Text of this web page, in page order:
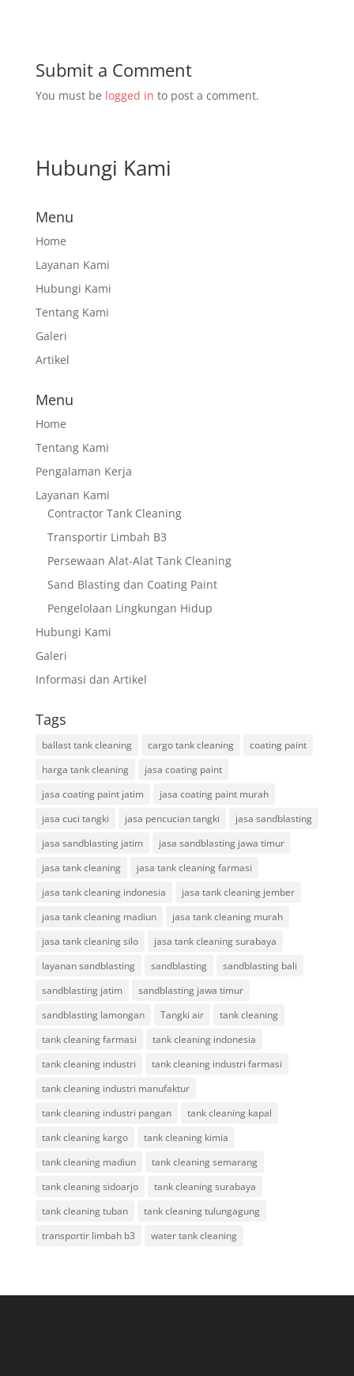
Submit a Comment
You must be logged in to post a comment.
Hubungi Kami
Menu
Home
Layanan Kami
Hubungi Kami
Tentang Kami
Galeri
Artikel
Menu
Home
Tentang Kami
Pengalaman Kerja
Layanan Kami
Contractor Tank Cleaning
Transportir Limbah B3
Persewaan Alat-Alat Tank Cleaning
Sand Blasting dan Coating Paint
Pengelolaan Lingkungan Hidup
Hubungi Kami
Galeri
Informasi dan Artikel
Tags
ballast tank cleaning cargo tank cleaning
coating paint
harga tank cleaning
jasa coating paint
jasa coating paint jatim
jasa coating paint murah
jasa cuci tangki
jasa pencucian tangki
jasa sandblasting
jasa sandblasting jatim
jasa sandblasting jawa timur
jasa tank cleaning
jasa tank cleaning farmasi
jasa tank cleaning indonesia
jasa tank cleaning jember
jasa tank cleaning madiun
jasa tank cleaning murah
jasa tank cleaning silo
jasa tank cleaning surabaya
layanan sandblasting
sandblasting
sandblasting bali
sandblasting jatim
sandblasting jawa timur
sandblasting lamongan
Tangki air
tank cleaning
tank cleaning farmasi
tank cleaning indonesia
tank cleaning industri
tank cleaning industri farmasi
tank cleaning industri manufaktur
tank cleaning industri pangan
tank cleaning kapal
tank cleaning kargo
tank cleaning kimia
tank cleaning madiun
tank cleaning semarang
tank cleaning sidoarjo
tank cleaning surabaya
tank cleaning tuban
tank cleaning tulungagung
transportir limbah b3
water tank cleaning